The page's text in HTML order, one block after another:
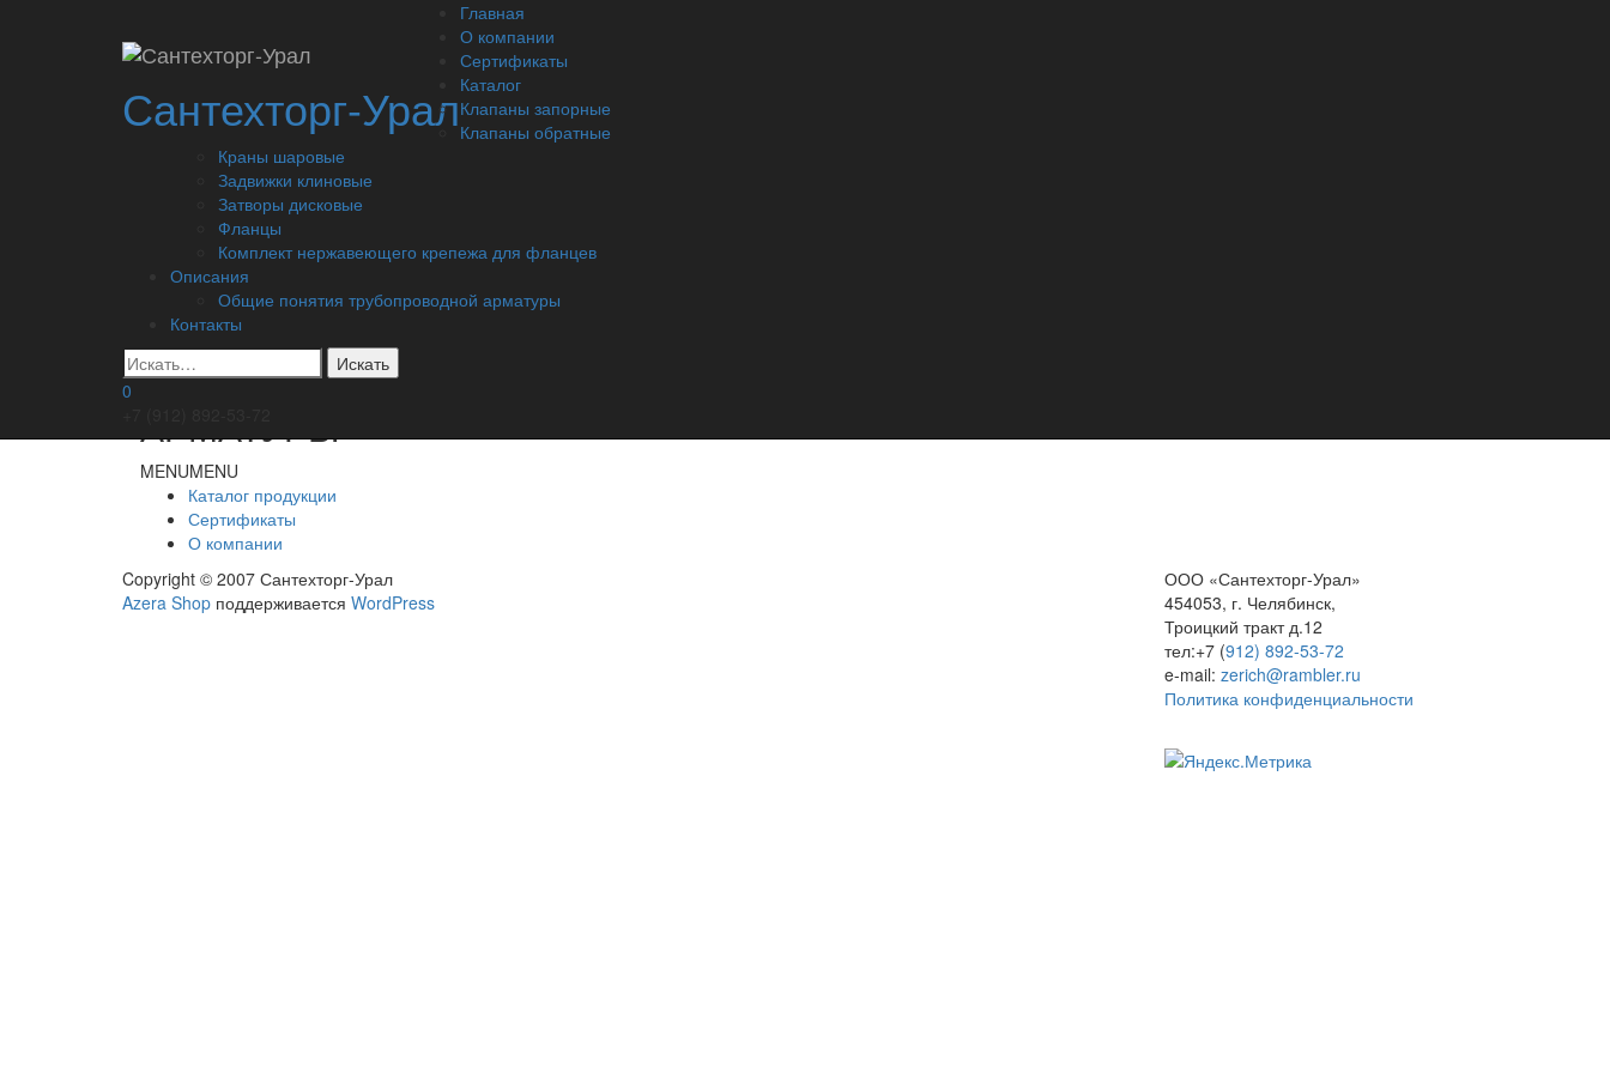
Сантехторг-Урал
Главная
О компании
Сертификаты
Каталог
Клапаны запорные
Клапаны обратные
Краны шаровые
Задвижки клиновые
Затворы дисковые
Фланцы
Комплект нержавеющего крепежа для фланцев
Описания
Общие понятия трубопроводной арматуры
Контакты
0
454053, г. Челябинск,
Троицкий тракт д.21 з
Где мы находимся:
Категории продукции
MENU MENU
Клапаны запорные
Фланцы
Клапаны обратные
Краны шаровые
Задвижки клиновые
Затворы дисковые
Прочее
ОБЩИЕ ПОНЯТИЯ
ТРУБОПРОВОДНОЙ
АРМАТУРЫ
MENUMENU
Каталог продукции
Сертификаты
О компании
ООО «Сантехторг-Урал»
454053, г. Челябинск,
Троицкий тракт д.12
тел:+7 (912) 892-53-72
e-mail: zerich@rambler.ru
Политика конфиденциальности
Copyright © 2007 Сантехторг-Урал
Другорядное
Azera Shop поддерживается WordPress